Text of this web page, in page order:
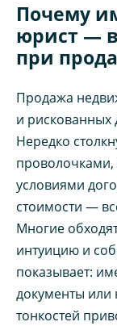
Почему
юрист —
при
Продажа
и рискованных
Нередко
условиями
стоимости —
Многие
интуицию и
показывает:
документы
тонкостей